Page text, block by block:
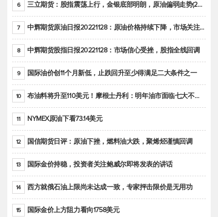
6 三立期货：股指震荡上行，金银底部明朗，原油偏弱走势(20221128收评)
7 中辉期货原油日报20221128：原油价格持续下降，市场关注OPEC+新一轮产能政策
8 中辉期货股指日报20221128：市场信心受挫，股指全线回调
9 国际油价创11个月新低，止跌回升至少得满足二大条件之一
10 布油料将升至110美元！摩根士丹利：明年油市面临七大不确定性
11 NYMEX原油下看73.14美元
12 国信期货日评：原油下挫，燃料油大跌，聚烯烃谨慎回调
13 国际金价持稳，投资者关注鲍威尔即将发表的讲话
14 西方就俄石油上限尚未达成一致，专家抨击限价是无用功
15 国际金价上方阻力看向1758美元